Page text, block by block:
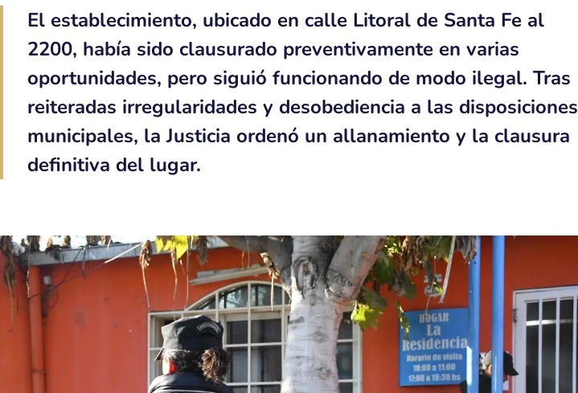
El establecimiento, ubicado en calle Litoral de Santa Fe al
2200, había sido clausurado preventivamente en varias
oportunidades, pero siguió funcionando de modo ilegal. Tras
reiteradas irregularidades y desobediencia a las disposiciones
municipales, la Justicia ordenó un allanamiento y la clausura
definitiva del lugar.